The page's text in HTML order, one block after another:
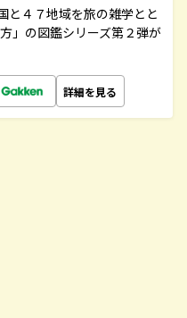
と４７地域を旅の雑学とと
」の図鑑シリーズ第２弾が
詳細を見る